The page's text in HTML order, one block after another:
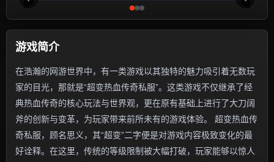
游戏简介
在浩瀚的网游世界中，有一类游戏以其独特的魅力吸引着无数玩
家的目光，那就是“超变热血传奇私服”。这类游戏不仅继承了经
典热血传奇的核心玩法与世界观，更在原有基础上进行了大刀阔
斧的创新与变革，为玩家带来前所未有的游戏体验。 超变热血传
奇私服，顾名思义，其“超变”二字便是对游戏内容极致变化的最
好诠释。在这里，传统的等级限制被大幅打破，玩家能够以惊人